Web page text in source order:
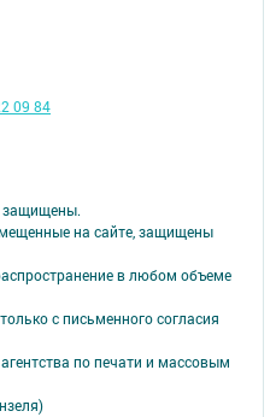
защищены.
на сайте, защищены
в любом объеме
с письменного согласия
по печати и массовым
09 84